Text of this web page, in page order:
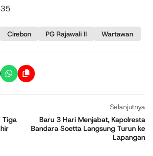
Cirebon PG Rajawali II Wartawan
Tiga
Selanjutnya
Baru 3 Hari Menjabat, Kapolresta
Bandara Soetta Langsung Turun ke
Lapangan